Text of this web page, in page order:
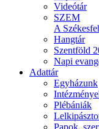
Videótár
SZEM
A
Hangtár
Szentföld
Napi
Adattár
Egyházunk
Plébániák
Papok,